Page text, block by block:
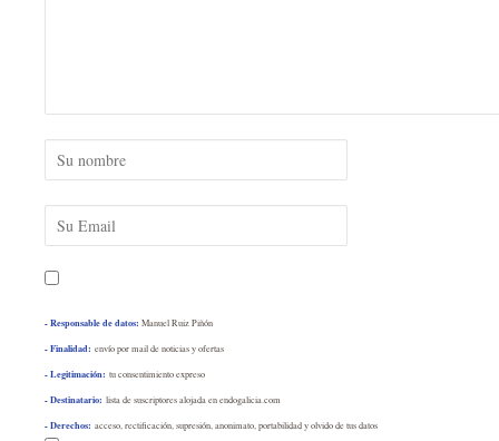
- Responsable de datos: Manuel Ruiz Piñón
- Finalidad: envío por mail de noticias y ofertas
- Legitimación: tu consentimiento expreso
- Destinatario: lista de suscriptores alojada en endogalicia.com
- Derechos: acceso, rectificación, supresión, anonimato, portabilidad y olvido de tus datos